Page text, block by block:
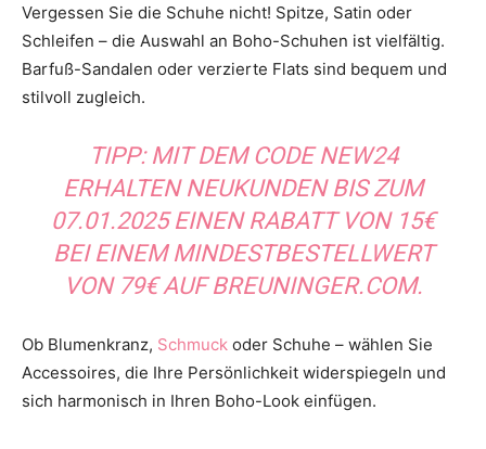
Vergessen Sie die Schuhe nicht! Spitze, Satin oder
Schleifen – die Auswahl an Boho-Schuhen ist vielfältig.
Barfuß-Sandalen oder verzierte Flats sind bequem und
stilvoll zugleich.
TIPP: MIT DEM CODE NEW24
ERHALTEN NEUKUNDEN BIS ZUM
07.01.2025 EINEN RABATT VON 15€
BEI EINEM MINDESTBESTELLWERT
VON 79€ AUF BREUNINGER.COM.
Ob Blumenkranz, Schmuck oder Schuhe – wählen Sie
Accessoires, die Ihre Persönlichkeit widerspiegeln und
sich harmonisch in Ihren Boho-Look einfügen.